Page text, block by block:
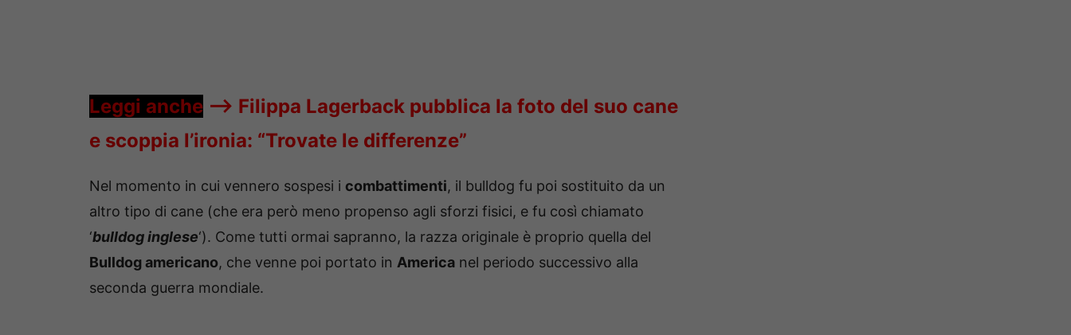
Leggi anche —-> Filippa Lagerback pubblica la foto del suo cane
e scoppia l’ironia: “Trovate le differenze”
Nel momento in cui vennero sospesi i combattimenti, il bulldog fu poi sostituito da un
altro tipo di cane (che era però meno propenso agli sforzi fisici, e fu così chiamato
‘bulldog inglese‘). Come tutti ormai sapranno, la razza originale è proprio quella del
Bulldog americano, che venne poi portato in America nel periodo successivo alla
seconda guerra mondiale.